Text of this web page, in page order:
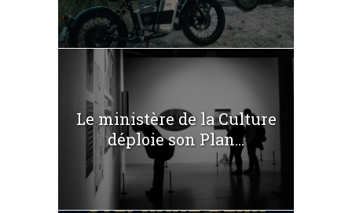
Le ministère de la Culture
déploie son Plan...